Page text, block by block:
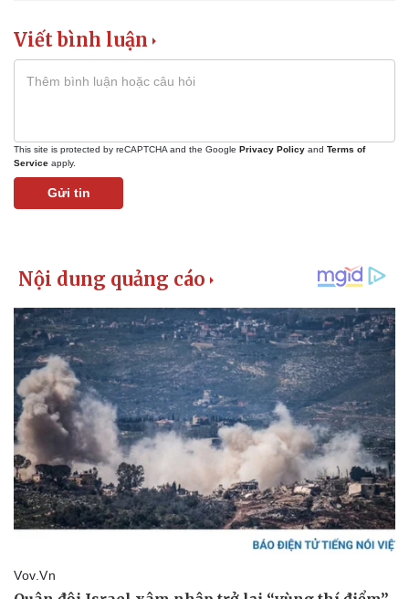
Viết bình luận
This site is protected by reCAPTCHA and the Google Privacy Policy and Terms of
Service apply.
Gửi tin